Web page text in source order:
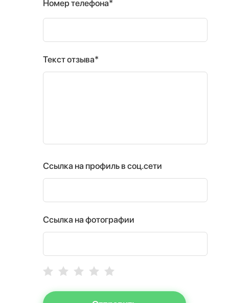
Номер телефона*
Текст отзыва*
Ссылка на профиль в соц.сети
Ссылка на фотографии